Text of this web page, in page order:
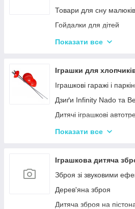
Енциклопедії для дітей
Товари для сну малюків
Гойдалки для дітей
Дитячі горщики
Розвиваючі килимки
Нічні світильники для
Дитячий посуд
Дитяча гігієна та догляд
Дитяча безпека
Показати все
Іграшки для
Іграшкові гаражі і
Дзиґи Infinity Nado та
Дитячі іграшкові
Іграшкова залізниця та
Дитячий іграшковий
Іграшкові роботи-
Ігрові рольові набори
Показати все
Іграшкова дитяча
Зброя зі звуковими
Дерев'яна зброя
Дитяча зброя на